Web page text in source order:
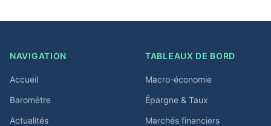
NAVIGATION
Accueil
Baromètre
Actualités
TABLEAUX DE BORD
Macro-économie
Épargne & Taux
Marchés financiers